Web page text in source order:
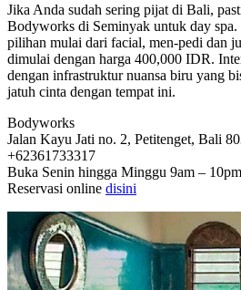
Jika Anda sudah sering pijat di Bali,
Bodyworks di Seminyak untuk day
pilihan mulai dari facial, men-pedi dan
dimulai dengan harga 400,000 IDR.
dengan infrastruktur nuansa biru yang
jatuh cinta dengan tempat ini.
Bodyworks
Jalan Kayu Jati no. 2, Petitenget, Bali
+62361733317
Buka Senin hingga Minggu 9am – 10pm
Reservasi online disini